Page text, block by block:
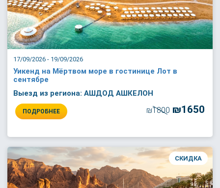
17/09/2026 - 19/09/2026
Уикенд на Мёртвом море в гостинице Лот в
сентябре
Выезд из региона: АШДОД АШКЕЛОН
ПОДРОБНЕЕ ₪1800 ₪1650
СКИДКА